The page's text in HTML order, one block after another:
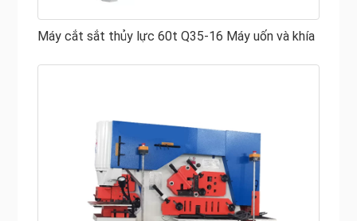
Để đảm bảo công việc đột và cắt an toàn, bộ phận giữ
phải được điều chỉnh theo bất kỳ độ dày nào của vật liệu
trong khả năng cắt của máy gia công sắt thủy lực.
chỉnh khi cần thiết.
Người vận hành phải nắm rõ hướng dẫn vận hành của máy
và có kỹ thuật vận hành nhất định.
Thường xuyên kiểm tra các mối nối của tất cả các bộ
Máy cắt sắt thủy lực 60t Q35-16 Máy uốn và khía